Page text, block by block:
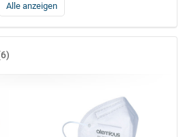
Alle anzeigen
6